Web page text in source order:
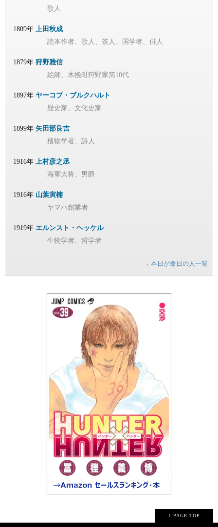
歌人
1809年
上田秋成
読本作者、歌人、茶人、国学者、俳人
1879年 狩野雅信
絵師、木挽町狩野家第10代
1897年 ヤーコプ・ブルクハルト
歴史家、文化史家
1899年 矢田部良吉
植物学者、詩人
1916年
上村彦之丞
海軍大将、男爵
1916年 山葉寅楠
ヤマハ創業者
1919年 エルンスト・ヘッケル
生物学者、哲学者
→ 本日が命日の人一覧
↑ PAGE TOP